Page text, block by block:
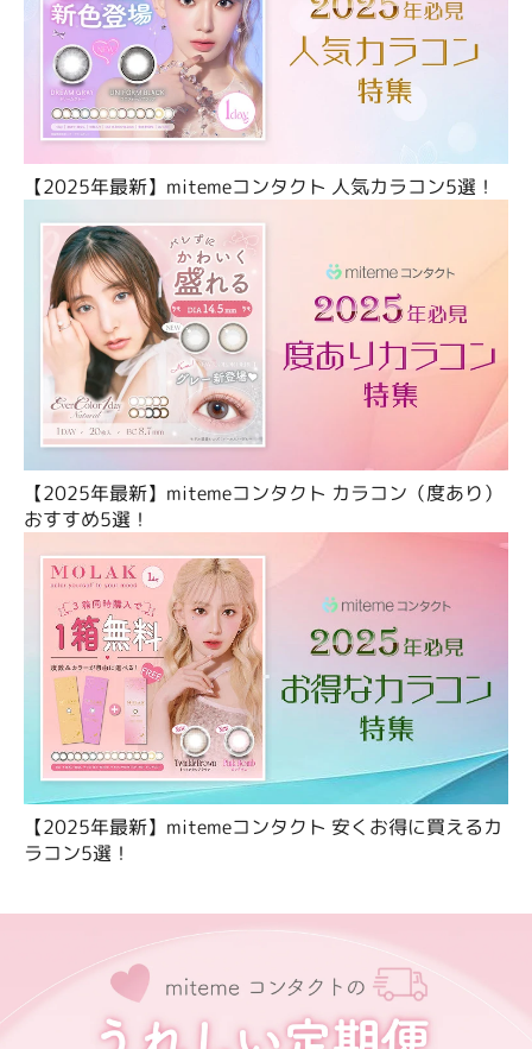
【2025年最新】mitemeコンタクト 人気カラコン5選！
【2025年最新】mitemeコンタクト カラコン（度あり）
おすすめ5選！
【2025年最新】mitemeコンタクト 安くお得に買えるカ
ラコン5選！